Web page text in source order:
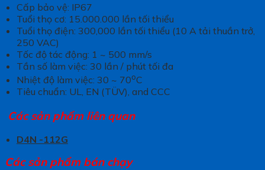
Cấp bảo vệ: IP67
Tuổi thọ cơ: 15.000.000 lần tối thiểu
Tuổi thọ điện: 300,000 lần tối thiểu (10 A tải thuần trở,
250 VAC)
Tốc độ tác động: 1 ~ 500 mm/s
Tần số làm việc: 30 lần / phút tối đa
Nhiệt độ làm việc: 30 ~ 70oC
Tiêu chuẩn: UL, EN (TÜV), and CCC
Các sản phẩm liên quan
D4N -112G
Các sản phẩm bán chạy